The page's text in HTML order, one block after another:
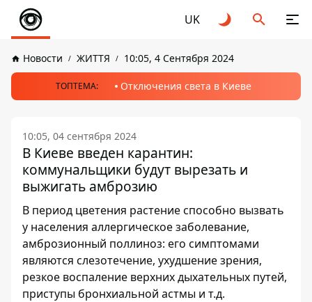
UK
Новости ЖИТТЯ 10:05, 4 Сентября 2024
ТОПТЕМА: Отключения света в Киеве
10:05, 04 сентября 2024
В Киеве введен карантин:
коммунальщики будут вырезать и
выжигать амброзию
В период цветения растение способно вызвать
у населения аллергическое заболевание,
амброзионный поллиноз: его симптомами
являются слезотечение, ухудшение зрения,
резкое воспаление верхних дыхательных путей,
приступы бронхиальной астмы и т.д.